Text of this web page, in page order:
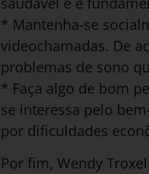
* Mantenha-se
videochamadas. De
problemas de sono
* Faça algo de bom
se interessa pelo
por dificuldades
Por fim, Wendy